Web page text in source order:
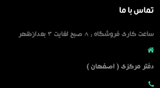
تماس با ما
ساعت کاری فروشگاه : 8 صبح لغایت 3 بعدازظهر
دفتر مرکزی ( اصفهان )